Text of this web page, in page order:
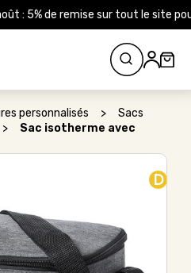
: 5% de remise sur tout le site
personnalisés >
Sacs
>
Sac isotherme avec
D